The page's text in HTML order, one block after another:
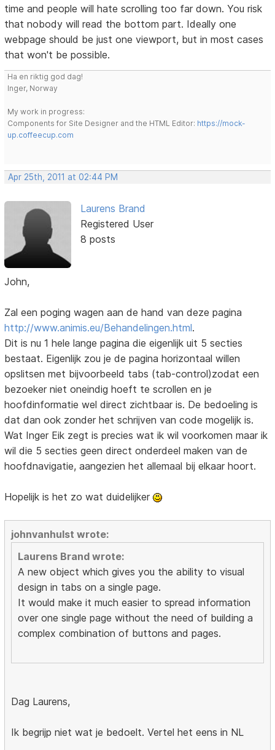
time and people will hate scrolling too far down. You risk
that nobody will read the bottom part. Ideally one
webpage should be just one viewport, but in most cases
that won't be possible.
Ha en riktig god dag!
Inger, Norway
My work in progress:
Components for Site Designer and the HTML Editor: https://mock-
up.coffeecup.com
Apr 25th, 2011 at 02:44 PM
Laurens Brand
Registered User
8 posts
John,
Zal een poging wagen aan de hand van deze pagina
http://www.animis.eu/Behandelingen.html.
Dit is nu 1 hele lange pagina die eigenlijk uit 5 secties
bestaat. Eigenlijk zou je de pagina horizontaal willen
opslitsen met bijvoorbeeld tabs (tab-control)zodat een
bezoeker niet oneindig hoeft te scrollen en je
hoofdinformatie wel direct zichtbaar is. De bedoeling is
dat dan ook zonder het schrijven van code mogelijk is.
Wat Inger Eik zegt is precies wat ik wil voorkomen maar ik
wil die 5 secties geen direct onderdeel maken van de
hoofdnavigatie, aangezien het allemaal bij elkaar hoort.
Hopelijk is het zo wat duidelijker
johnvanhulst wrote:
Laurens Brand wrote:
A new object which gives you the ability to visual
design in tabs on a single page.
It would make it much easier to spread information
over one single page without the need of building a
complex combination of buttons and pages.
Dag Laurens,
Ik begrijp niet wat je bedoelt. Vertel het eens in NL